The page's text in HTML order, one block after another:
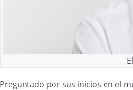
Preguntado por sus inicios en el